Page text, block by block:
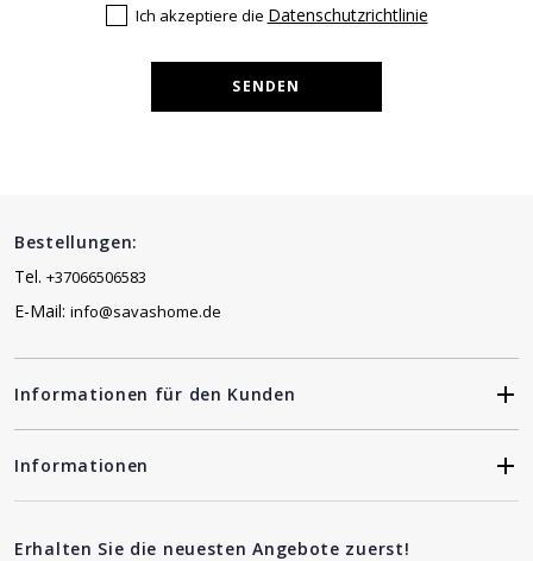
Ich akzeptiere die Datenschutzrichtlinie
SENDEN
Bestellungen:
Tel. +37066506583
E-Mail: info@savashome.de
Informationen für den Kunden
Informationen
Erhalten Sie die neuesten Angebote zuerst!